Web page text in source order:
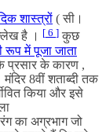
शास्त्रों ( सी।
है । [ 6 ] कुछ
रूप में पूजा जाता
प्रसार के कारण ,
मंदिर 8वीं शताब्दी तक
किया और इसे
का अग्रभाग जो